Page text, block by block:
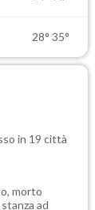
28° 35°
in 19 città
morto
ad